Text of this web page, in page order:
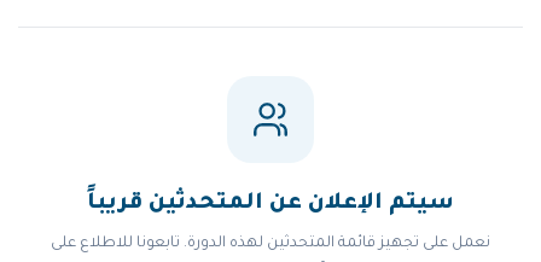
سيتم الإعلان عن المتحدثين قريباً
نعمل على تجهيز قائمة المتحدثين لهذه الدورة. تابعونا للاطلاع على